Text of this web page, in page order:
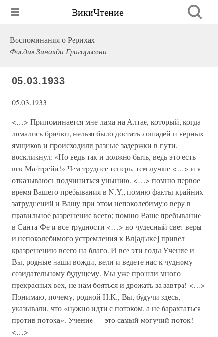
ВикиЧтение
Воспоминания о Рерихах
Фосдик Зинаида Григорьевна
05.03.1933
05.03.1933
<…> Припоминается мне лама на Алтае, который, когда
ломались брички, нельзя было достать лошадей и верных
ямщиков и происходили разные задержки в пути,
воскликнул: «Но ведь так и должно быть, ведь это есть
век Майтрейи!» Чем труднее теперь, тем лучше <…> и я
отказываюсь подчиниться унынию. <…> помню первое
время Вашего пребывания в N.Y., помню факты крайних
затруднений и Вашу при этом непоколебимую веру в
правильное разрешение всего; помню Ваше пребывание
в Санта-Фе и все трудности <…> но чудесный свет веры
и непоколебимого устремления к Вл[адыке] привел
кразрешению всего на благо. И все эти годы Учение и
Вы, родные наши вожди, вели и ведете нас к чудному
созидательному будущему. Мы уже прошли много
прекрасных вех, не нам бояться и дрожать за завтра! <…>
Понимаю, почему, родной Н.К., Вы, будучи здесь,
указывали, что «нужно идти с потоком, а не барахтаться
против потока». Учение — это самый могучий поток!
<…>